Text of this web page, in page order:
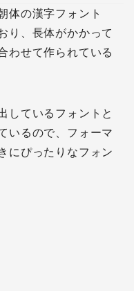
体の漢字フォント
り、長体がかかって
わせて作られている
しているフォントと
いるので、フォーマ
にぴったりなフォン